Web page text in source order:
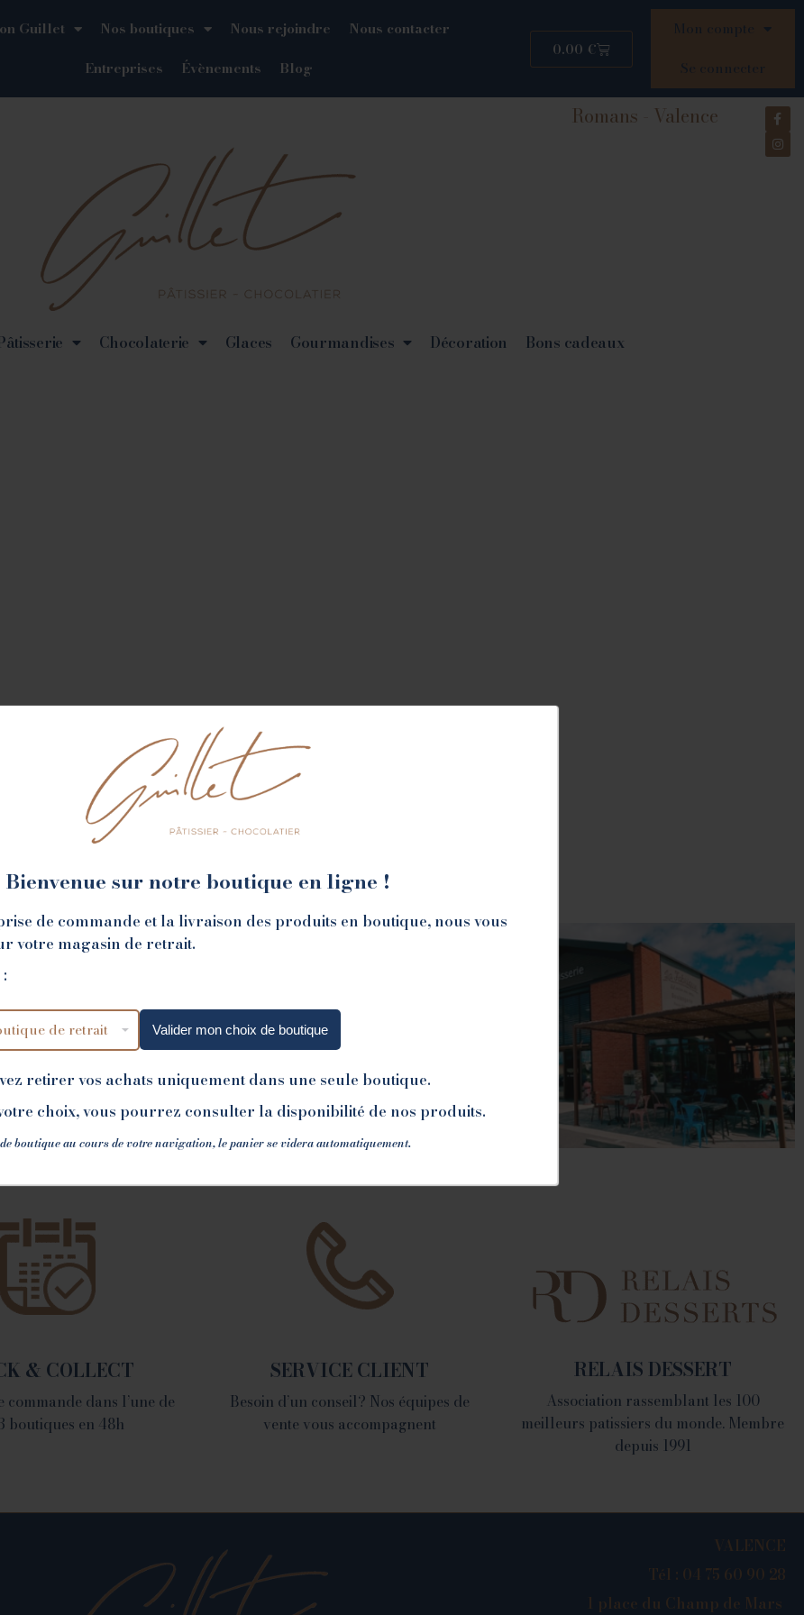
Bienvenue sur notre boutique en ligne !
de commande et la livraison des produits en boutique, nous vous
votre magasin de retrait.
Valider mon choix de boutique
retirer vos achats uniquement dans une seule boutique.
choix, vous pourrez consulter la disponibilité de nos produits.
boutique au cours de votre navigation, le panier se videra automatiquement.
Guillet Nos boutiques Nous rejoindre
Nous contacter
Entreprises
Évènements Blog
0.00 €
Mon compte
Se connecter
Romans - Valence
Chocolaterie Glaces Gourmandises Décoration Bons cadeaux
NOS BOUTIQUES
- 26100 Romans sur Isère
& COLLECT
commande dans l’une de
boutiques en 48h
SERVICE CLIENT
Besoin d’un conseil? Nos équipes de
vente vous accompagnent
RELAIS DESSERT
Association rassemblant les 100
meilleurs patissiers du monde. Membre
depuis 1991
VALENCE
Tél : 04 75 60 90 28
1 place du Champ de Mars